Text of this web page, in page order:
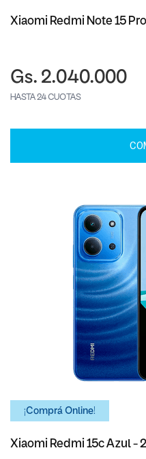
Xiaomi Redmi Note 15
Gs. 2.040.000
HASTA 24 CUOTAS
¡Comprá Online!
Xiaomi Redmi 15c Azul -